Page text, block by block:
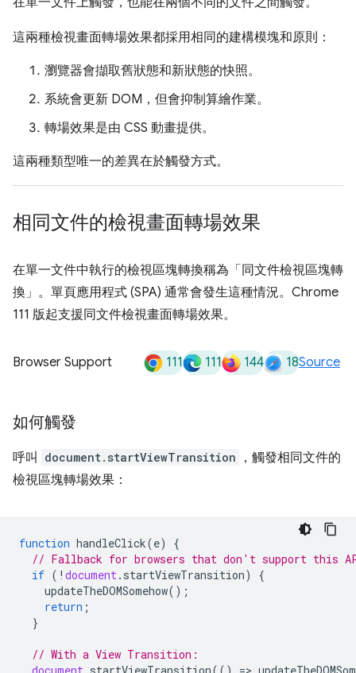
這兩種檢視畫面轉場效果都採用相同的建構模塊和原則：
瀏覽器會擷取舊狀態和新狀態的快照。
系統會更新 DOM，但會抑制算繪作業。
轉場效果是由 CSS 動畫提供。
這兩種類型唯一的差異在於觸發方式。
相同文件的檢視畫面轉場效果
在單一文件中執行的檢視區塊轉換稱為「同文件檢視區塊轉
換」 。單頁應用程式 (SPA) 通常會發生這種情況。Chrome
111 版起支援同文件檢視畫面轉場效果。
Browser Support 111 111 144 18Source
如何觸發
呼叫 document.startViewTransition
，觸發相同文件的
檢視區塊轉場效果：
function handleClick(e)
{
// Fallback for browsers that don't support this
if ( ! document. startViewTransition)
{
updateTheDOMSomehow();
return ;
}
// With a View Transition: